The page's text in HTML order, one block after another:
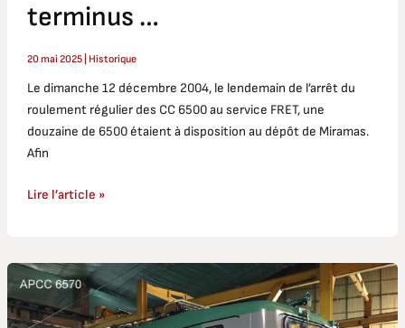
terminus …
20 mai 2025 Historique
Le dimanche 12 décembre 2004, le lendemain de l’arrêt du
roulement régulier des CC 6500 au service FRET, une
douzaine de 6500 étaient à disposition au dépôt de Miramas.
Afin
Lire l’article »
BB
25660
: